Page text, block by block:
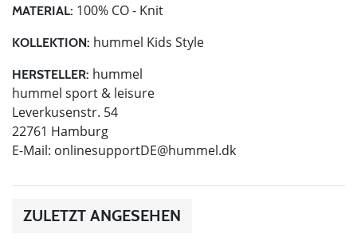
MATERIAL: 100% CO - Knit
KOLLEKTION: hummel Kids Style
HERSTELLER: hummel
hummel sport & leisure
Leverkusenstr. 54
22761 Hamburg
E-Mail: onlinesupportDE@hummel.dk
ZULETZT ANGESEHEN